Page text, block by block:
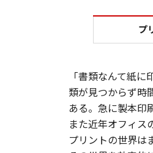
プ
「書類なんて紙
類が見つからず時
ある。急に製本印
また近年オフィス
プリントの世界は